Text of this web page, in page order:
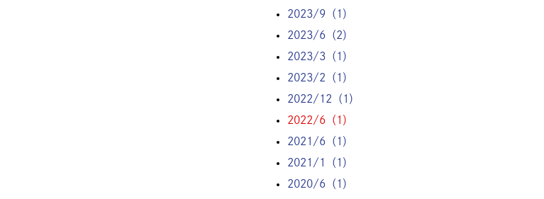
2023/9（1）
2023/6（2）
2023/3（1）
2023/2（1）
2022/12（1）
2022/6（1）
2021/6（1）
2021/1（1）
2020/6（1）